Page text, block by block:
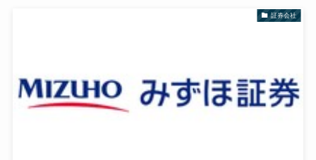
証券会社